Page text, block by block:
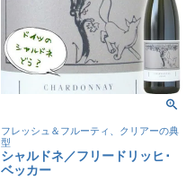
フレッシュ＆フルーティ、クリアーの典
型
シャルドネ／フリードリッヒ･
ベッカー